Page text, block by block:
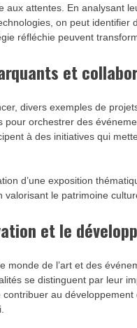
aux attentes. En analysant
on peut
réfléchie peuvent
et
divers exemples de
pour orchestrer des
à des initiatives qui
d’une exposition
le patrimoine
et le
monde de l’art et des
se distinguent par leur
au